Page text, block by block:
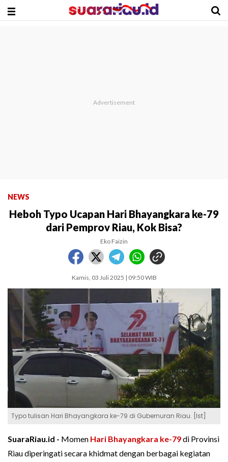
NEWS
Heboh Typo Ucapan Hari Bhayangkara ke-79
dari Pemprov Riau, Kok Bisa?
Eko Faizin
Kamis, 03 Juli 2025 | 09:50 WIB
Typo tulisan Hari Bhayangkara ke-79 di Gubernuran Riau. [Ist]
SuaraRiau.id - Momen Hari Bhayangkara ke-79di Provinsi
Riau diperingati secara khidmat dengan berbagai kegiatan